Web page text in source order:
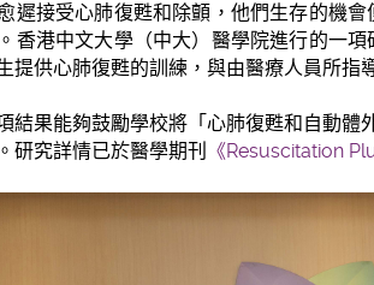
遲接受心肺復甦和除顫，他們生存的機
香港中文大學（中大）醫學院進行的一
提供心肺復甦的訓練，與由醫療人員所指
結果能夠鼓勵學校將「心肺復甦和自動
研究詳情已於醫學期刊
《Resuscitation